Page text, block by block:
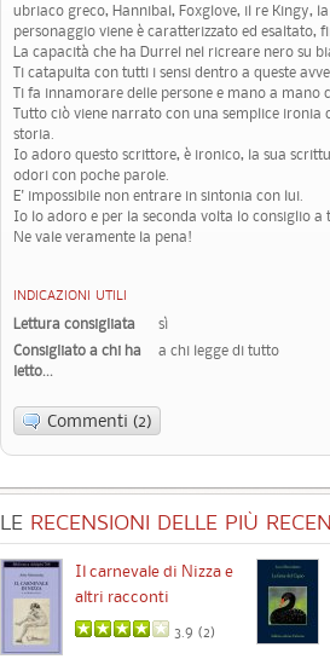
ubriaco greco, Hannibal, Foxglove, il re Kingy,
personaggio viene è caratterizzato ed
La capacità che ha Durrel nel ricreare nero su
Ti catapulta con tutti i sensi dentro a queste
Ti fa innamorare delle persone e mano a
Tutto ciò viene narrato con una semplice
storia.
Io adoro questo scrittore, è ironico, la sua
odori con poche parole.
E' impossibile non entrare in sintonia con lui.
Io lo adoro e per la seconda volta lo consiglio a
Ne vale veramente la pena!
INDICAZIONI UTILI
Lettura consigliata
sì
Consigliato a chi ha
letto...
a chi legge di tutto
Commenti (2)
LE RECENSIONI DELLE PIÙ
Il carnevale di Nizza e
altri racconti
3.9 (2)